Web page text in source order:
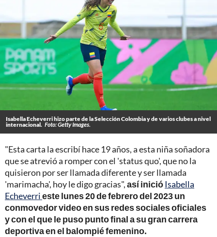
Isabella Echeverri hizo parte de la Selección Colombia y de varios clubes a nivel
internacional. Foto: Getty Images.
"Esta carta la escribí hace 19 años, a esta niña soñadora
que se atrevió a romper con el 'status quo', que no la
quisieron por ser llamada diferente y ser llamada
'marimacha', hoy le digo gracias",así inicióIsabella
Echeverrieste lunes 20 de febrero del 2023 un
conmovedor video en sus redes sociales oficiales
y con el que le puso punto final a su gran carrera
deportiva en el balompié femenino.